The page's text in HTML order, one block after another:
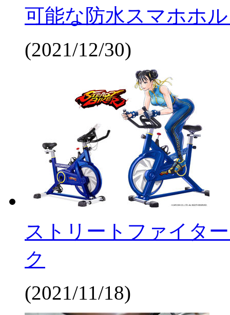
可能な防水スマホホ
(2021/12/30)
ストリートファイタ
ク
(2021/11/18)